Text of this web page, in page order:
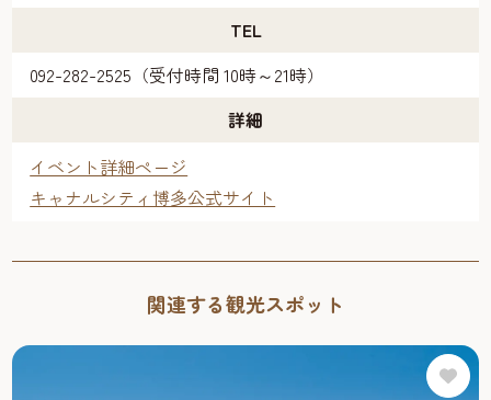
TEL
092-282-2525（受付時間 10時～21時）
詳細
イベント詳細ページ
キャナルシティ博多公式サイト
関連する観光スポット